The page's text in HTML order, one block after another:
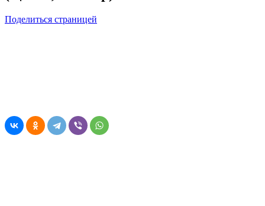
Поделиться страницей